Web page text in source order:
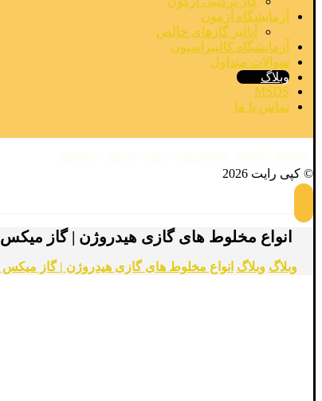
آزمایشگاه آزمون
آنالیز گازهای خالص
آزمایشگاه کالیبراسیون
سوالات متداول
وبلاگ
MSDS
تماس با ما
© کپی رایت 2026
انواع مخلوط های گازی هیدروژن | گاز میکس H2 | گاز ترکیببی Hydrogen
وبلاگ وبلاگ انواع مخلوط های گازی هیدروژن | گاز میکس H2 | گاز ترکیببی Hydrogen